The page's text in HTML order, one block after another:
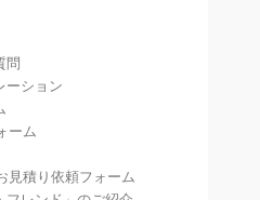
問
ーション
ーム
見積り依頼フォーム